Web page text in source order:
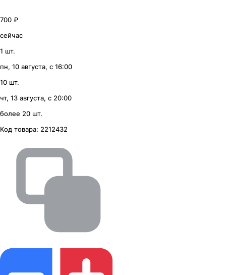
700 ₽
сейчас
1 шт.
пн, 10 августа, с 16:00
10 шт.
чт, 13 августа, с 20:00
более 20 шт.
Код товара: 2212432